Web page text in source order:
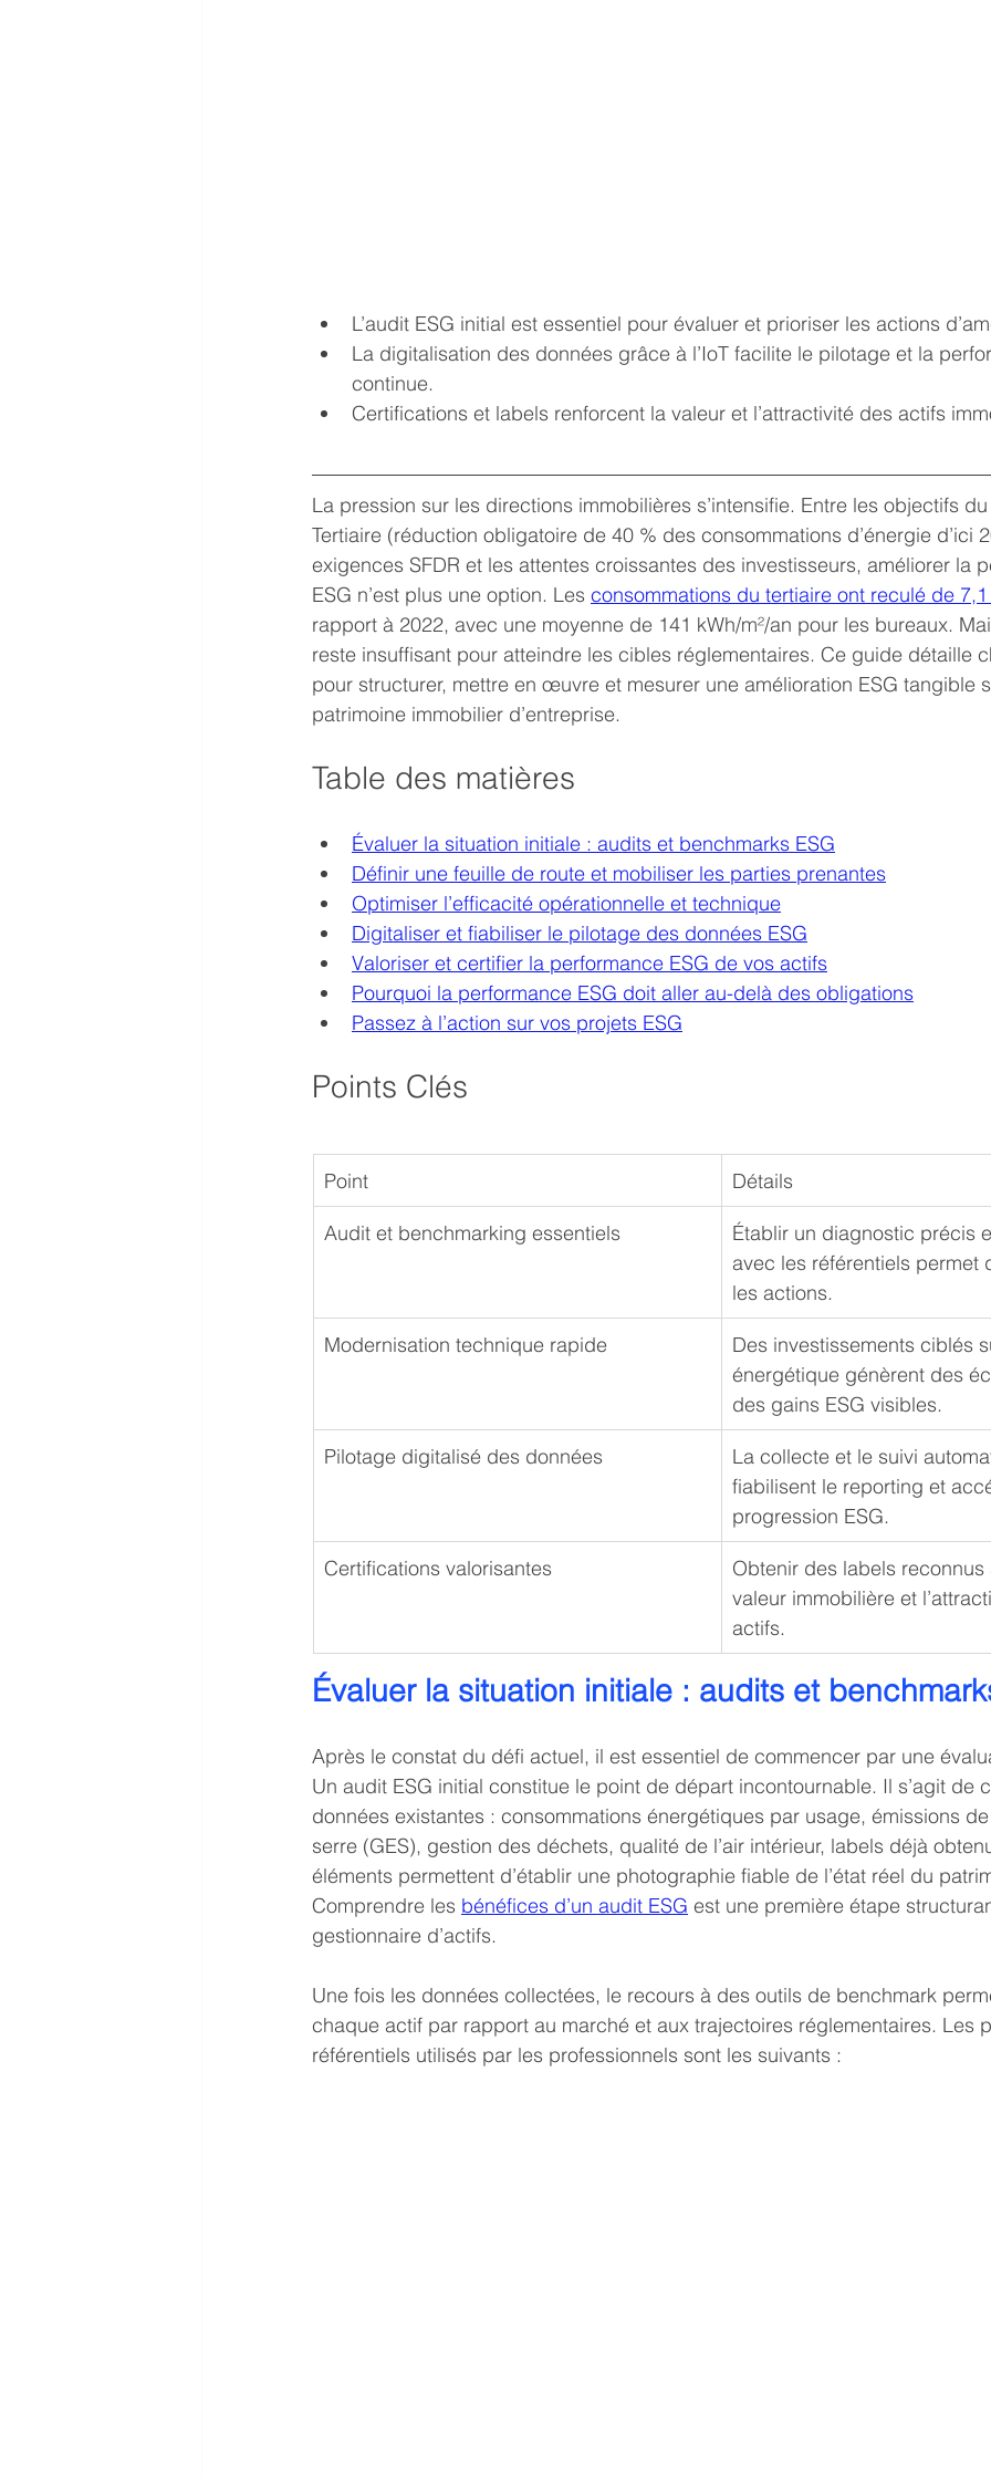
L’audit ESG initial est essentiel pour évaluer et prioriser les actions
La digitalisation des données grâce à l’IoT facilite le pilotage et la
continue.
Certifications et labels renforcent la valeur et l’attractivité des actifs
La pression sur les directions immobilières s’intensifie. Entre les objectifs
Tertiaire (réduction obligatoire de 40 % des consommations d’énergie d’ici
exigences SFDR et les attentes croissantes des investisseurs, améliorer la
ESG n’est plus une option. Les consommations du tertiaire ont reculé de
rapport à 2022, avec une moyenne de 141 kWh/m²/an pour les bureaux.
reste insuffisant pour atteindre les cibles réglementaires. Ce guide détaille
pour structurer, mettre en œuvre et mesurer une amélioration ESG tangible
patrimoine immobilier d’entreprise.
Table des matières
Évaluer la situation initiale : audits et benchmarks ESG
Définir une feuille de route et mobiliser les parties prenantes
Optimiser l’efficacité opérationnelle et technique
Digitaliser et fiabiliser le pilotage des données ESG
Valoriser et certifier la performance ESG de vos actifs
Pourquoi la performance ESG doit aller au-delà des obligations
Passez à l’action sur vos projets ESG
Points Clés
Point Détails
Audit et benchmarking essentiels
Établir un diagnostic précis
avec les référentiels permet
les actions.
Modernisation technique rapide
Des investissements ciblés
énergétique génèrent des
des gains ESG visibles.
Pilotage digitalisé des données
La collecte et le suivi
fiabilisent le reporting et
progression ESG.
Certifications valorisantes
Obtenir des labels
valeur immobilière et
actifs.
Évaluer la situation initiale : audits et
Après le constat du défi actuel, il est essentiel de commencer par une
Un audit ESG initial constitue le point de départ incontournable. Il s’agit de
données existantes : consommations énergétiques par usage, émissions
serre (GES), gestion des déchets, qualité de l’air intérieur, labels déjà
éléments permettent d’établir une photographie fiable de l’état réel du
Comprendre les bénéfices d’un audit ESG est une première étape
gestionnaire d’actifs.
Une fois les données collectées, le recours à des outils de benchmark
chaque actif par rapport au marché et aux trajectoires réglementaires. Les
référentiels utilisés par les professionnels sont les suivants :